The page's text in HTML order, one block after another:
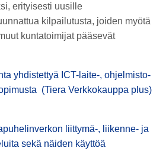
erityisesti uusille
kilpailutusta, joiden myötä
kuntatoimijat pääsevät
yhdistettyä ICT-laite-, ohjelmisto-
(Tiera Verkkokauppa plus)
liittymä-, liikenne- ja
sekä näiden käyttöä